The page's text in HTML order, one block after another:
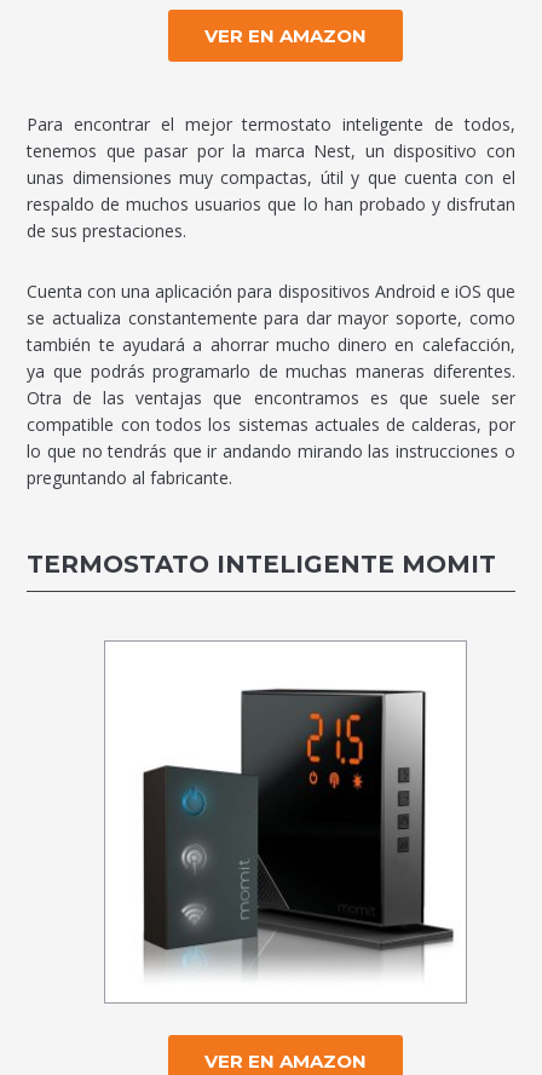
VER EN AMAZON
Para encontrar el mejor termostato inteligente de todos,
tenemos que pasar por la marca Nest, un dispositivo con
unas dimensiones muy compactas, útil y que cuenta con el
respaldo de muchos usuarios que lo han probado y disfrutan
de sus prestaciones.
Cuenta con una aplicación para dispositivos Android e iOS que
se actualiza constantemente para dar mayor soporte, como
también te ayudará a ahorrar mucho dinero en calefacción,
ya que podrás programarlo de muchas maneras diferentes.
Otra de las ventajas que encontramos es que suele ser
compatible con todos los sistemas actuales de calderas, por
lo que no tendrás que ir andando mirando las instrucciones o
preguntando al fabricante.
TERMOSTATO INTELIGENTE MOMIT
VER EN AMAZON